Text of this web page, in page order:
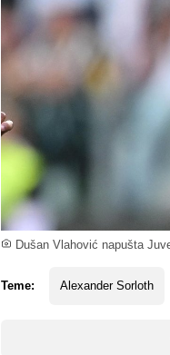
Dušan Vlahović napušta
Teme: Alexander Sorloth